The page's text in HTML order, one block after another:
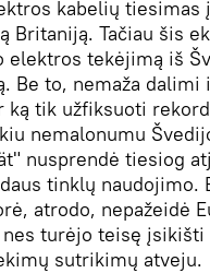
kabelių tiesimas
Britaniją. Tačiau šis
elektros tekėjimą iš
Be to, nemaža dalimi
ką tik užfiksuoti
nemalonumu
nusprendė tiesiog
tinklų naudojimo.
atrodo, nepažeidė
turėjo teisę įsikišti
sutrikimų atveju.